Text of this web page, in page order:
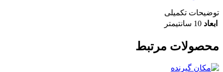
توضیحات تکمیلی
ابعاد 10 سانتیمتر
محصولات مرتبط